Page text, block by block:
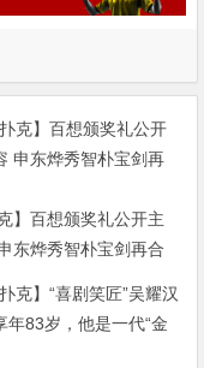
】百想颁奖礼公开主
东烨秀智朴宝剑再合